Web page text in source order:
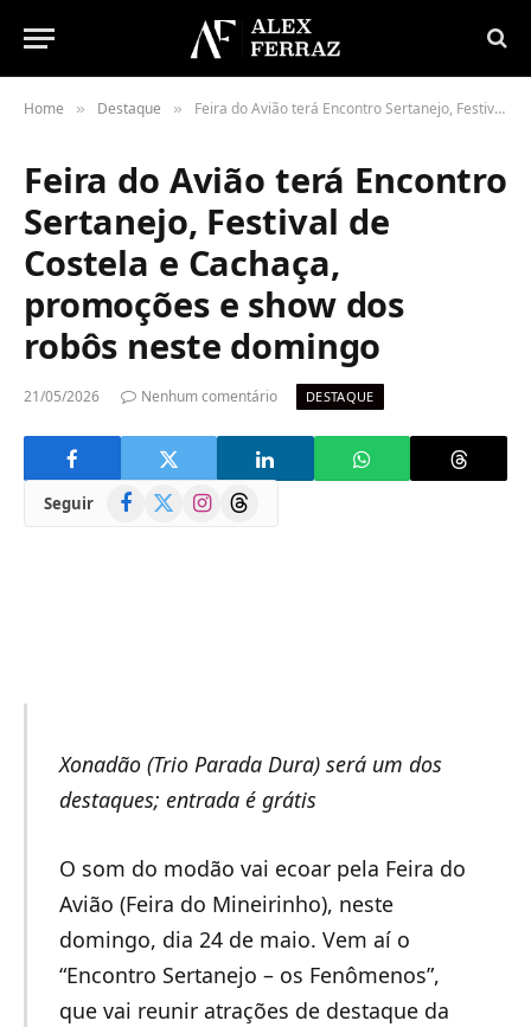
Home » Destaque » Feira do Avião terá Encontro Sertanejo, Festival de Costela e Cachaça, promoções e show dos robôs neste domingo
Feira do Avião terá Encontro
Sertanejo, Festival de
Costela e Cachaça,
promoções e show dos
robôs neste domingo
21/05/2026 Nenhum comentário DESTAQUE
Seguir Facebook
(Twitter)
InstagramThreads
Xonadão (Trio Parada Dura) será um dos
destaques; entrada é grátis
O som do modão vai ecoar pela Feira do
Avião (Feira do Mineirinho), neste
domingo, dia 24 de maio. Vem aí o
“Encontro Sertanejo – os Fenômenos”,
que vai reunir atrações de destaque da